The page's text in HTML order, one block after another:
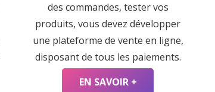
des commandes, tester vos
produits, vous devez développer
une plateforme de vente en ligne,
disposant de tous les paiements.
EN SAVOIR +